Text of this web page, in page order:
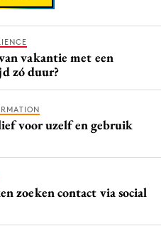
vakantie met een
zó duur?
voor uzelf en gebruik
zoeken contact via social